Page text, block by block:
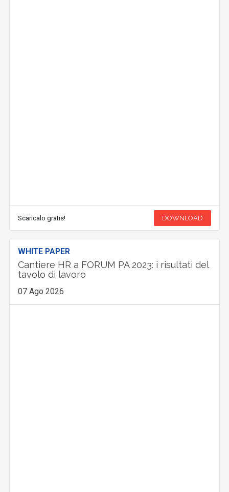
Scaricalo gratis! DOWNLOAD
WHITE PAPER
Cantiere HR a FORUM PA 2023: i risultati del
tavolo di lavoro
07 Ago 2026